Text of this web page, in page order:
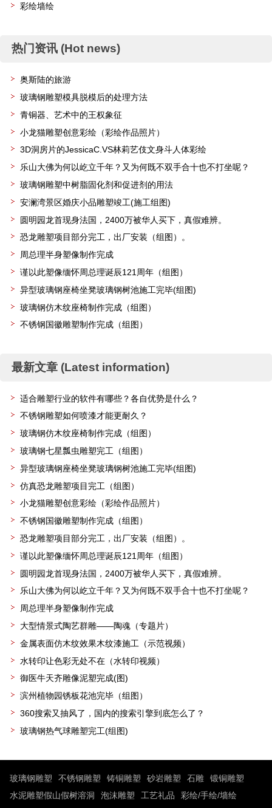
彩绘墙绘
热门资讯 (Hot news)
奥斯陆的旅游
玻璃钢雕塑模具脱模后的处理方法
青铜器、艺术中的王权象征
小龙猫雕塑创意彩绘（彩绘作品照片）
3D洞房片的JessicaC.VS林莉艺伎文身斗人体彩绘
乐山大佛为何以屹立千年？又为何既不双手合十也不打坐呢？
玻璃钢雕塑中树脂固化剂和促进剂的用法
安澜湾景区婚庆小品雕塑竣工(施工组图)
圆明园龙首现身法国，2400万被华人买下，真假难辨。
恐龙雕塑项目部分完工，出厂安装（组图）。
周总理半身塑像制作完成
谨以此塑像缅怀周总理诞辰121周年（组图）
异型玻璃钢座椅坐凳玻璃钢树池施工完毕(组图)
玻璃钢仿木纹座椅制作完成（组图）
不锈钢国徽雕塑制作完成（组图）
最新文章 (Latest information)
适合雕塑行业的软件有哪些？各自优势是什么？
不锈钢雕塑如何喷漆才能更耐久？
玻璃钢仿木纹座椅制作完成（组图）
玻璃钢七星瓢虫雕塑完工（组图）
异型玻璃钢座椅坐凳玻璃钢树池施工完毕(组图)
仿真恐龙雕塑项目完工（组图）
小龙猫雕塑创意彩绘（彩绘作品照片）
不锈钢国徽雕塑制作完成（组图）
恐龙雕塑项目部分完工，出厂安装（组图）。
谨以此塑像缅怀周总理诞辰121周年（组图）
圆明园龙首现身法国，2400万被华人买下，真假难辨。
乐山大佛为何以屹立千年？又为何既不双手合十也不打坐呢？
周总理半身塑像制作完成
大型情景式陶艺群雕——陶魂（专题片）
金属表面仿木纹效果木纹漆施工（示范视频）
水转印让色彩无处不在（水转印视频）
御医牛天齐雕像泥塑完成(图)
滨州植物园锈板花池完毕（组图）
360搜索又抽风了，国内的搜索引擎到底怎么了？
玻璃钢热气球雕塑完工(组图)
玻璃钢雕塑 不锈钢雕塑 铸铜雕塑 砂岩雕塑 石雕
锻铜雕塑
水泥雕塑假山假树溶洞
泡沫雕塑 工艺礼品
彩绘/手绘/墙绘